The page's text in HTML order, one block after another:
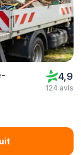
4,9
124 avis